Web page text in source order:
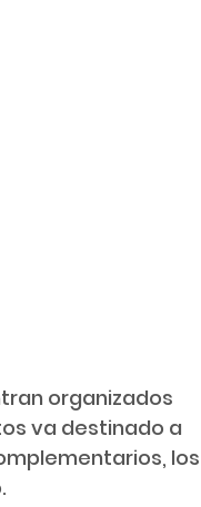
va destinado a
los